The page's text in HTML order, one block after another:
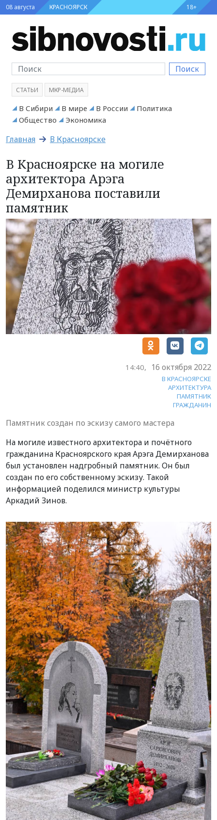
08 августа КРАСНОЯРСК 18+
Поиск
СТАТЬИ МКР-МЕДИА
В Сибири В мире В России
Политика
Общество
Экономика
Главная В Красноярске
В Красноярске на могиле
архитектора Арэга
Демирханова поставили
памятник
14:40, 16 октября 2022
В КРАСНОЯРСКЕ
АРХИТЕКТУРА
ПАМЯТНИК
ГРАЖДАНИН
Памятник создан по эскизу самого мастера
На могиле известного архитектора и почётного
гражданина Красноярского края Арэга Демирханова
был установлен надгробный памятник. Он был
создан по его собственному эскизу. Такой
информацией поделился министр культуры
Аркадий Зинов.